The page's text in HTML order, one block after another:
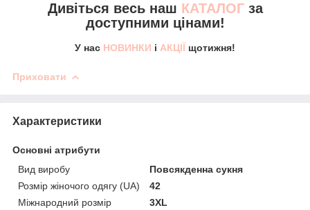
Дивіться весь наш КАТАЛОГза
доступними цінами!
У нас НОВИНКИ і АКЦІЇ щотижня!
Приховати
Характеристики
Основні атрибути
Вид виробу
Повсякденна сукня
Розмір жіночого одягу (UA)
42
Міжнародний розмір
3XL